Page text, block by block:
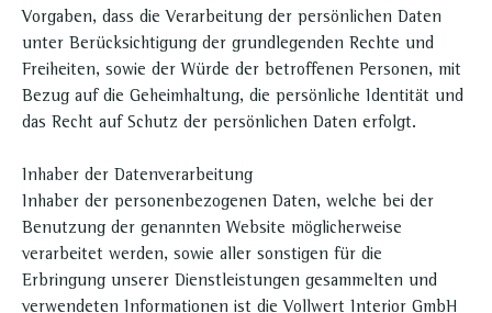
Vorgaben, dass die Verarbeitung der persönlichen Daten
unter Berücksichtigung der grundlegenden Rechte und
Freiheiten, sowie der Würde der betroffenen Personen, mit
Bezug auf die Geheimhaltung, die persönliche Identität und
das Recht auf Schutz der persönlichen Daten erfolgt.
Inhaber der Datenverarbeitung
Inhaber der personenbezogenen Daten, welche bei der
Benutzung der genannten Website möglicherweise
verarbeitet werden, sowie aller sonstigen für die
Erbringung unserer Dienstleistungen gesammelten und
verwendeten Informationen ist die Vollwert Interior GmbH